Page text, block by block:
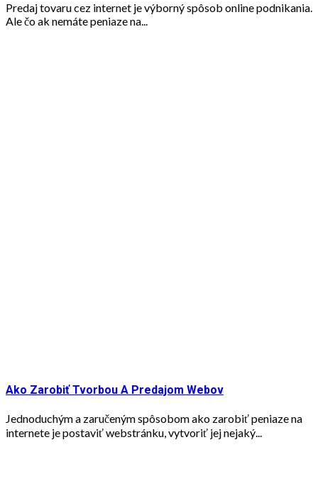
Predaj tovaru cez internet je výborný spôsob online podnikania.
Ale čo ak nemáte peniaze na...
Ako Zarobiť Tvorbou A Predajom Webov
Jednoduchým a zaručeným spôsobom ako zarobiť peniaze na
internete je postaviť webstránku, vytvoriť jej nejaký...